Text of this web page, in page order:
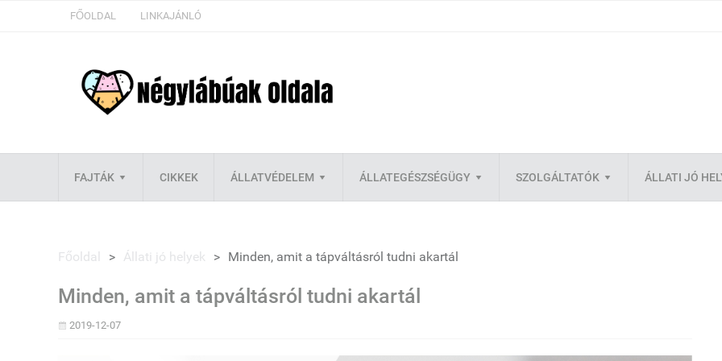
FŐOLDAL LINKAJÁNLÓ
FAJTÁK CIKKEK ÁLLATVÉDELEM ÁLLATEGÉSZSÉGÜGY SZOLGÁLTATÓK ÁLLATI JÓ
Főoldal > Állati jó helyek > Minden, amit a tápváltásról tudni akartál
Minden, amit a tápváltásról tudni akartál
2019-12-07